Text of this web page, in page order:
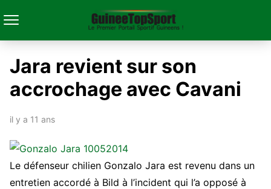
Jara revient sur son
accrochage avec Cavani
il y a 11 ans
Le défenseur chilien Gonzalo Jara est revenu dans un
entretien accordé à Bild à l’incident qui l’a opposé à